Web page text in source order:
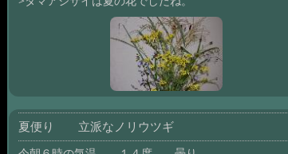
夏便り 立派なノリウツギ